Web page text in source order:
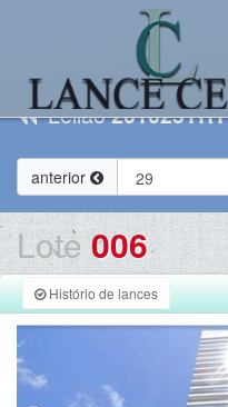
Leilão201025TRT
anterior
Lote 006
Histório de lances